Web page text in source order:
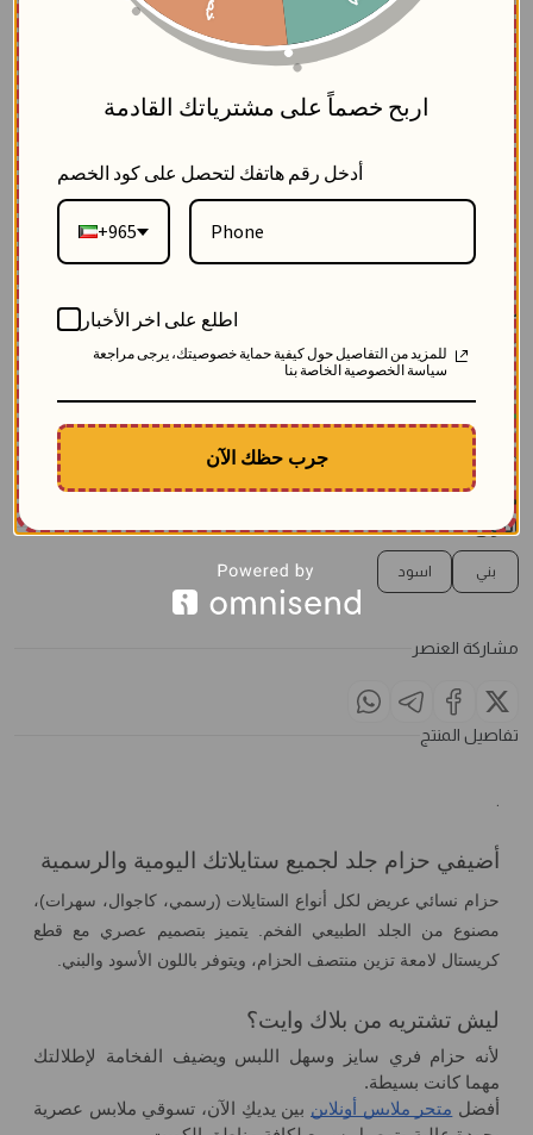
حزام من الجلد
3
SKU: 10804
الوصف
حزام نسائي أنيق مصنوع من الجلد الفاخر، يتميز بتصميم فريد مع كرستالة لامعة تزين
منتصف الحزام، ليمنحك إطلالة راقية ومميزة
21.09
$
اللون
بني اسود
مشاركة العنصر
تفاصيل المنتج
أضيفي حزام جلد لجميع ستايلاتك اليومية والرسمية
حزام نسائي عريض لكل أنواع الستايلات (رسمي، كاجوال، سهرات)،
مصنوع من الجلد الطبيعي الفخم. يتميز بتصميم عصري مع قطع
كريستال لامعة تزين منتصف الحزام، ويتوفر باللون الأسود والبني.
ليش تشتريه من بلاك وايت؟
لأنه حزام فري سايز وسهل اللبس ويضيف الفخامة لإطلالتك
مهما كانت بسيطة.
أفضل متجر ملابس أونلاين بين يديكِ الآن، تسوقي ملابس عصرية
اربح خصماً على مشترياتك القادمة
أدخل رقم هاتفك لتحصل على كود الخصم
+965
اطلع على اخر الأخبار
للمزيد من التفاصيل حول كيفية حماية خصوصيتك، يرجى مراجعة
سياسة الخصوصية الخاصة بنا
جرب حظك الآن